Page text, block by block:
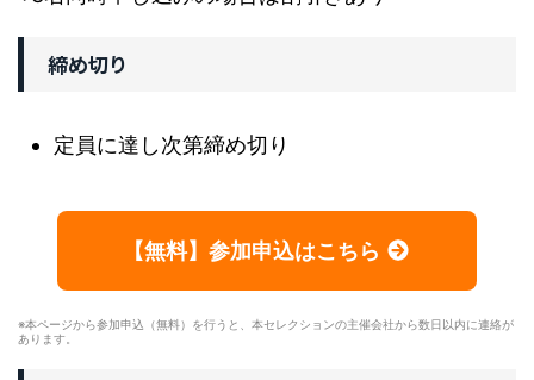
締め切り
定員に達し次第締め切り
【無料】参加申込はこちら
※本ページから参加申込（無料）を行うと、本セレクションの主催会社から数日以内に連絡が
あります。